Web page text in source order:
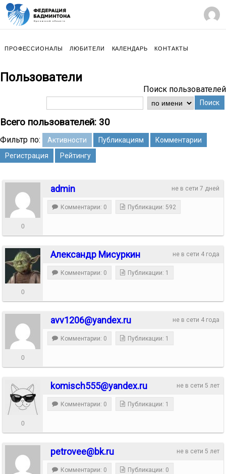
ПРОФЕССИОНАЛЫ ЛЮБИТЕЛИ КАЛЕНДАРЬ КОНТАКТЫ
Пользователи
Поиск пользователей
Поиск
Всего пользователей: 30
Фильтр по: Активности Публикациям
Комментарии
Регистрация
Рейтингу
не в сети 7 дней
admin
0
Комментарии: 0 Публикации: 592
не в сети 4 года
Александр Мисуркин
0
Комментарии: 0 Публикации: 1
не в сети 4 года
avv1206@yandex.ru
0
Комментарии: 0 Публикации: 1
не в сети 5 лет
komisch555@yandex.ru
0
Комментарии: 0 Публикации: 1
не в сети 5 лет
petrovee@bk.ru
Комментарии: 0 Публикации: 0